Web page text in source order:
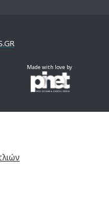
Made with love by